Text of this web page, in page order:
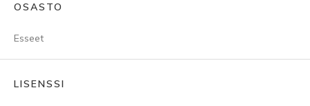
OSASTO
Esseet
LISENSSI